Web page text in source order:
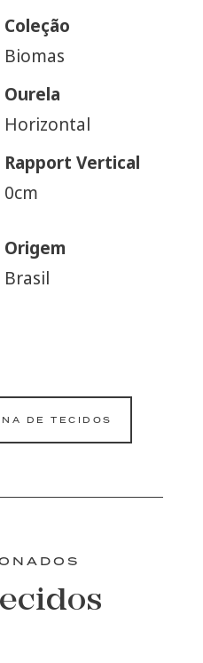
Coleção
Biomas
Ourela
Horizontal
Rapport Vertical
0cm
Origem
Brasil
DE TECIDOS